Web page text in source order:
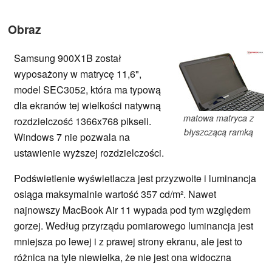
Obraz
matowa matryca z
błyszczącą ramką
Samsung 900X1B został
wyposażony w matrycę 11,6",
model SEC3052, która ma typową
dla ekranów tej wielkości natywną
rozdzielczość 1366x768 pikseli.
Windows 7 nie pozwala na
ustawienie wyższej rozdzielczości.
Podświetlenie wyświetlacza jest przyzwoite i luminancja
osiąga maksymalnie wartość 357 cd/m². Nawet
najnowszy MacBook Air 11 wypada pod tym względem
gorzej. Według przyrządu pomiarowego luminancja jest
mniejsza po lewej i z prawej strony ekranu, ale jest to
różnica na tyle niewielka, że nie jest ona widoczna